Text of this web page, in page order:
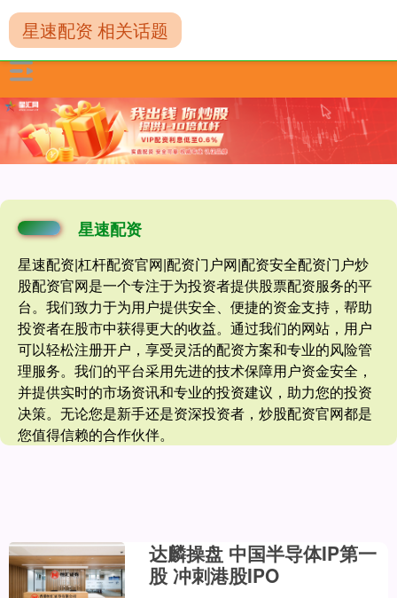
星速配资
星速配资|杠杆配资官网|配资门户网|配资安全配资门户炒
股配资官网是一个专注于为投资者提供股票配资服务的平
台。我们致力于为用户提供安全、便捷的资金支持，帮助
投资者在股市中获得更大的收益。通过我们的网站，用户
可以轻松注册开户，享受灵活的配资方案和专业的风险管
理服务。我们的平台采用先进的技术保障用户资金安全，
并提供实时的市场资讯和专业的投资建议，助力您的投资
决策。无论您是新手还是资深投资者，炒股配资官网都是
您值得信赖的合作伙伴。
星速配资 相关话题
达麟操盘 中国半导体IP第一
股 冲刺港股IPO